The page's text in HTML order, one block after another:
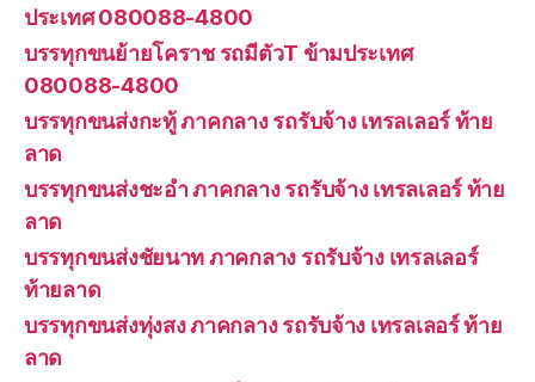
ประเทศ 080088-4800
บรรทุกขนย้ายโคราช รถมีตัวT ข้ามประเทศ
080088-4800
บรรทุกขนส่งกะทู้ ภาคกลาง รถรับจ้าง เทรลเลอร์ ท้าย
ลาด
บรรทุกขนส่งชะอำ ภาคกลาง รถรับจ้าง เทรลเลอร์ ท้าย
ลาด
บรรทุกขนส่งชัยนาท ภาคกลาง รถรับจ้าง เทรลเลอร์
ท้ายลาด
บรรทุกขนส่งทุ่งสง ภาคกลาง รถรับจ้าง เทรลเลอร์ ท้าย
ลาด